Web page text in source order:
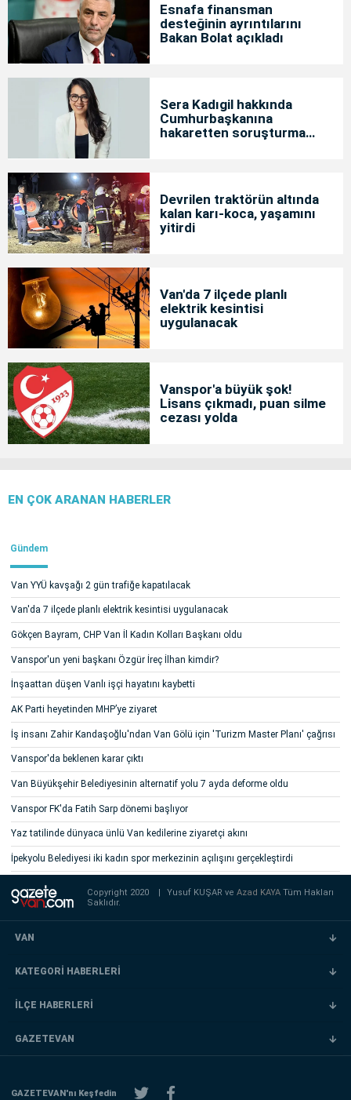
Esnafa finansman
desteğinin ayrıntılarını
Bakan Bolat açıkladı
Sera Kadıgil hakkında
Cumhurbaşkanına
hakaretten soruşturma
Devrilen traktörün altında
kalan karı-koca, yaşamını
yitirdi
Van'da 7 ilçede planlı
elektrik kesintisi
uygulanacak
Vanspor'a büyük şok!
Lisans çıkmadı, puan silme
cezası yolda
EN ÇOK ARANAN HABERLER
Gündem
Van YYÜ kavşağı 2 gün trafiğe kapatılacak
Van'da 7 ilçede planlı elektrik kesintisi uygulanacak
Gökçen Bayram, CHP Van İl Kadın Kolları Başkanı oldu
Vanspor'un yeni başkanı Özgür İreç İlhan kimdir?
İnşaattan düşen Vanlı işçi hayatını kaybetti
AK Parti heyetinden MHP’ye ziyaret
İş insanı Zahir Kandaşoğlu'ndan Van Gölü için 'Turizm Master Planı' çağrısı
Vanspor'da beklenen karar çıktı
Van Büyükşehir Belediyesinin alternatif yolu 7 ayda deforme oldu
Vanspor FK'da Fatih Sarp dönemi başlıyor
Yaz tatilinde dünyaca ünlü Van kedilerine ziyaretçi akını
İpekyolu Belediyesi iki kadın spor merkezinin açılışını gerçekleştirdi
Copyright 2020 | Yusuf KUŞAR veAzad KAYATüm Hakları
Saklıdır.
VAN
KATEGORİ HABERLERİ
İLÇE HABERLERİ
GAZETEVAN
GAZETEVAN'nı Keşfedin